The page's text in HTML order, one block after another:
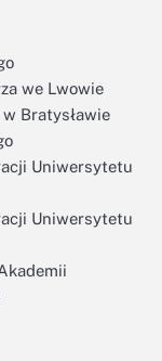
we Lwowie
Bratysławie
Uniwersytetu
Uniwersytetu